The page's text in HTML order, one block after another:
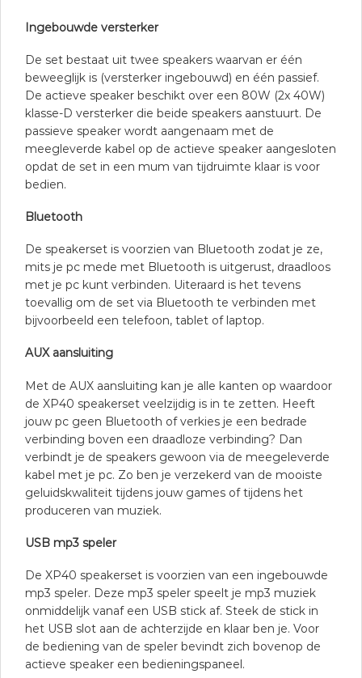
Ingebouwde versterker
De set bestaat uit twee speakers waarvan er één
beweeglijk is (versterker ingebouwd) en één passief.
De actieve speaker beschikt over een 80W (2x 40W)
klasse-D versterker die beide speakers aanstuurt. De
passieve speaker wordt aangenaam met de
meegleverde kabel op de actieve speaker aangesloten
opdat de set in een mum van tijdruimte klaar is voor
bedien.
Bluetooth
De speakerset is voorzien van Bluetooth zodat je ze,
mits je pc mede met Bluetooth is uitgerust, draadloos
met je pc kunt verbinden. Uiteraard is het tevens
toevallig om de set via Bluetooth te verbinden met
bijvoorbeeld een telefoon, tablet of laptop.
AUX aansluiting
Met de AUX aansluiting kan je alle kanten op waardoor
de XP40 speakerset veelzijdig is in te zetten. Heeft
jouw pc geen Bluetooth of verkies je een bedrade
verbinding boven een draadloze verbinding? Dan
verbindt je de speakers gewoon via de meegeleverde
kabel met je pc. Zo ben je verzekerd van de mooiste
geluidskwaliteit tijdens jouw games of tijdens het
produceren van muziek.
USB mp3 speler
De XP40 speakerset is voorzien van een ingebouwde
mp3 speler. Deze mp3 speler speelt je mp3 muziek
onmiddelijk vanaf een USB stick af. Steek de stick in
het USB slot aan de achterzijde en klaar ben je. Voor
de bediening van de speler bevindt zich bovenop de
actieve speaker een bedieningspaneel.